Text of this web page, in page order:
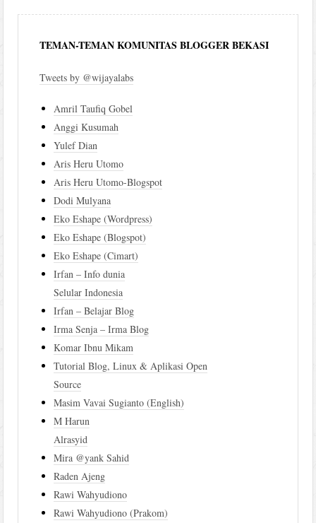
TEMAN-TEMAN KOMUNITAS BLOGGER BEKASI
Tweets by @wijayalabs
Amril Taufiq Gobel
Anggi Kusumah
Yulef Dian
Aris Heru Utomo
Aris Heru Utomo-Blogspot
Dodi Mulyana
Eko Eshape (Wordpress)
Eko Eshape (Blogspot)
Eko Eshape (Cimart)
Irfan – Info dunia
Selular Indonesia
Irfan – Belajar Blog
Irma Senja – Irma Blog
Komar Ibnu Mikam
Tutorial Blog, Linux & Aplikasi Open
Source
Masim Vavai Sugianto (English)
M Harun
Alrasyid
Mira @yank Sahid
Raden Ajeng
Rawi Wahyudiono
Rawi Wahyudiono (Prakom)